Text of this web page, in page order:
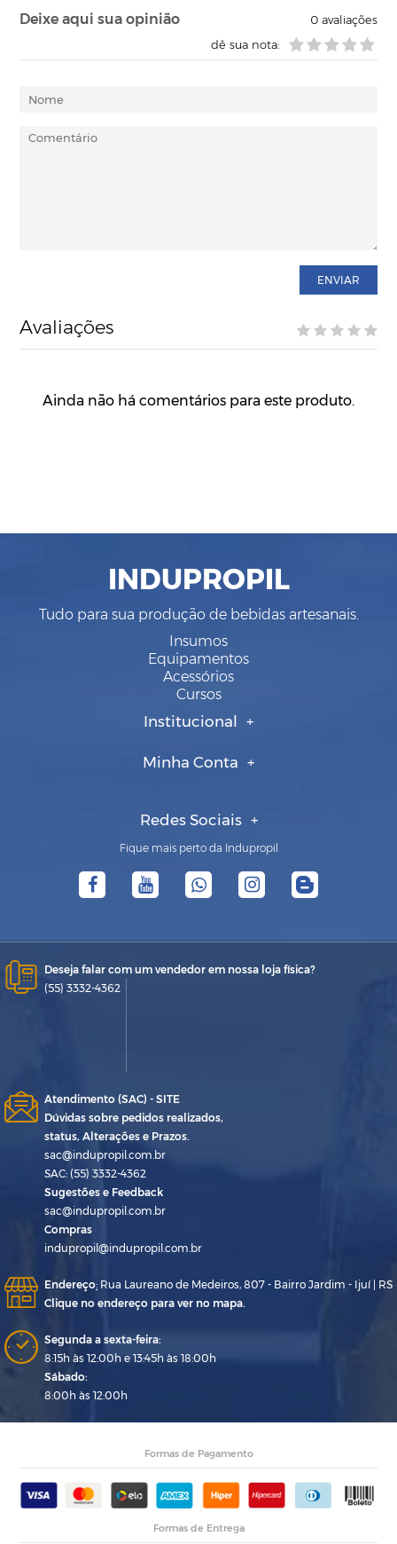
Deixe aqui sua opinião 0avaliações
dê sua nota:
ENVIAR
Avaliações
Ainda não há comentários para este produto.
INDUPROPIL
Tudo para sua produção de bebidas artesanais.
Insumos
Equipamentos
Acessórios
Cursos
Institucional
Minha Conta
Redes Sociais
Fique mais perto da Indupropil
Deseja falar com um vendedor em nossa loja física?
(55) 3332-4362
Atendimento (SAC) - SITE
Dúvidas sobre pedidos realizados,
status, Alterações e Prazos.
sac@indupropil.com.br
SAC: (55) 3332-4362
Sugestões e Feedback
sac@indupropil.com.br
Compras
indupropil@indupropil.com.br
Endereço: Rua Laureano de Medeiros, 807 - Bairro Jardim - Ijuí | RS
Clique no endereço para ver no mapa.
Segunda a sexta-feira:
8:15h às 12:00h e 13:45h às 18:00h
Sábado:
8:00h às 12:00h
Formas de Pagamento
Formas de Entrega